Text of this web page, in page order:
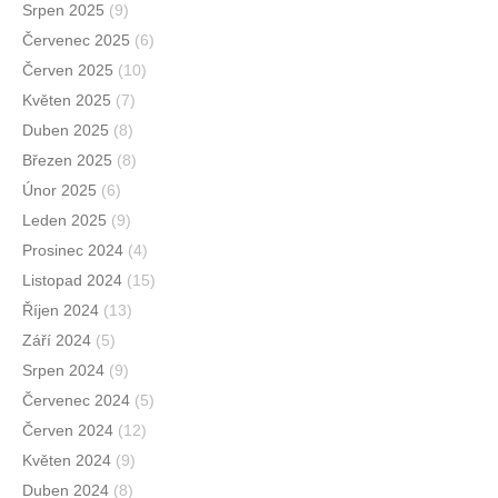
Srpen 2025 (9)
Červenec 2025 (6)
Červen 2025 (10)
Květen 2025 (7)
Duben 2025 (8)
Březen 2025 (8)
Únor 2025 (6)
Leden 2025 (9)
Prosinec 2024 (4)
Listopad 2024 (15)
Říjen 2024 (13)
Září 2024 (5)
Srpen 2024 (9)
Červenec 2024 (5)
Červen 2024 (12)
Květen 2024 (9)
Duben 2024 (8)